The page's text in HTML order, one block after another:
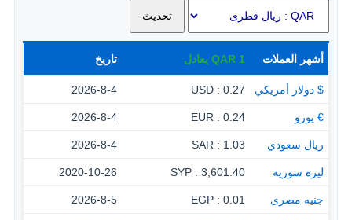
أشهر العملات 1
QAR يعادل تاريخ
$ دولار أمريكي 0.27 : USD
2026-8-4
€ يورو 0.24 : EUR
2026-8-4
ريال سعودي 1.03 : SAR
2026-8-4
ليرة سورية 3,601.40 : SYP
2020-10-26
جنيه مصرى 0.01 : EGP
2026-8-5